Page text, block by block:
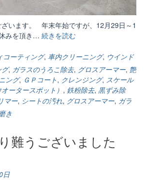
います。 年末年始ですが、12月29日～1
みを頂き… 続きを読む
年
始
お
知
ら
コーティング, 車内クリーニング, ウインド
, ガラスのうろこ除去, グロスアーマー, 艶
ング, ＧＰコート, クレンジング, スケール
ータースポット） , 鉄粉除去, 黒ずみ除
マー, シートの汚れ, グロスアーマー, ガラ
き
難うございました
日